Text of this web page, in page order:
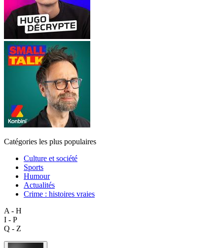
Catégories les plus populaires
Culture et société
Sports
Humour
Actualités
Crime : histoires vraies
A - H
I - P
Q - Z